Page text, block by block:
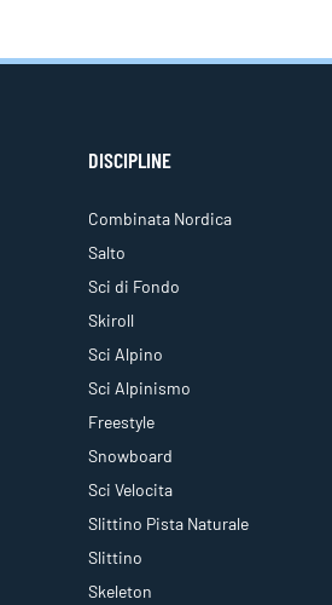
DISCIPLINE
Combinata Nordica
Salto
Sci di Fondo
Skiroll
Sci Alpino
Sci Alpinismo
Freestyle
Snowboard
Sci Velocita
Slittino Pista Naturale
Slittino
Skeleton